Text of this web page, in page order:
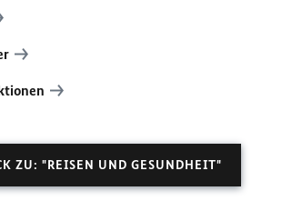
ZU: "REISEN UND GESUNDHEIT"